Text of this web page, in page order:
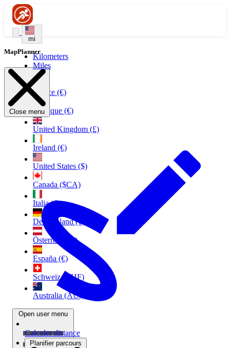
mi
Kilometers
Miles
France (€)
Belgique (€)
United Kingdom (£)
Ireland (€)
United States ($)
Canada ($CA)
Italia (€)
Deutschland (€)
Österreich (€)
España (€)
Schweiz (CHF)
Australia (AU$)
Open user menu
MapPlanner
Close menu
Calculer distance
Planifier parcours